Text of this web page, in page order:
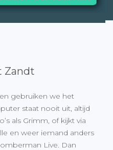
Zandt
gebruiken we het
staat nooit uit, altijd
als Grimm, of kijkt via
en weer iemand anders
Live. Dan